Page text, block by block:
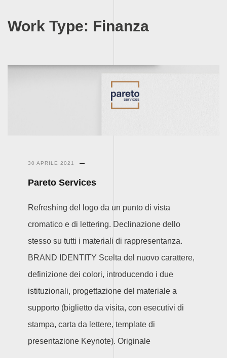
content
Work Type: Finanza
30 APRILE 2021
Pareto Services
Refreshing del logo da un punto di vista
cromatico e di lettering. Declinazione dello
stesso su tutti i materiali di rappresentanza.
BRAND IDENTITY Scelta del nuovo carattere,
definizione dei colori, introducendo i due
istituzionali, progettazione del materiale a
supporto (biglietto da visita, con esecutivi di
stampa, carta da lettere, template di
presentazione Keynote). Originale